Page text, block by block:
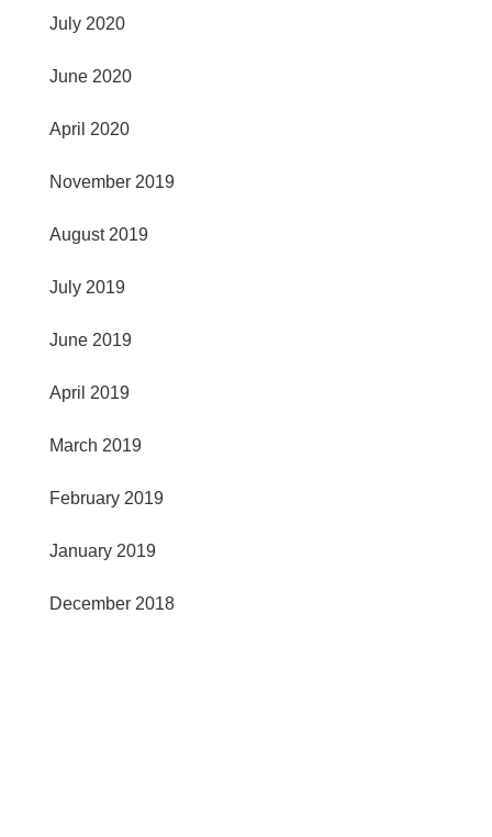
July 2020
June 2020
April 2020
November 2019
August 2019
July 2019
June 2019
April 2019
March 2019
February 2019
January 2019
December 2018